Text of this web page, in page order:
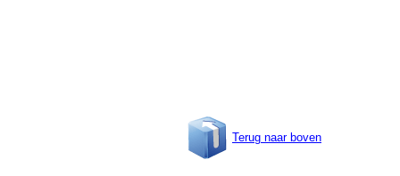
Terug naar boven